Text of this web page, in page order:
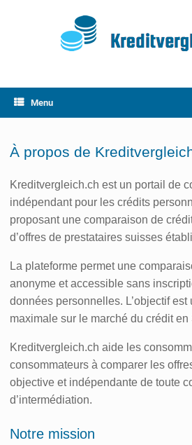
Menu
À propos de
Kreditvergleich.ch est un portail de
indépendant pour les crédits
proposant une comparaison de
d’offres de prestataires suisses
La plateforme permet une
anonyme et accessible sans
données personnelles. L’objectif est
maximale sur le marché du crédit en
Kreditvergleich.ch aide les
consommateurs à comparer les
objective et indépendante de toute
d’intermédiation.
Notre mission